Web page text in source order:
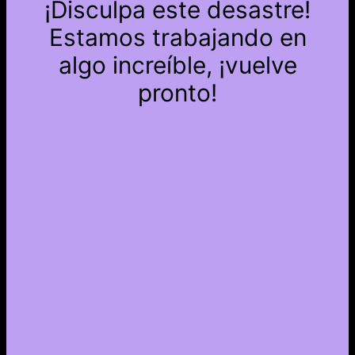
¡Disculpa este desastre!
Estamos trabajando en
algo increíble, ¡vuelve
pronto!